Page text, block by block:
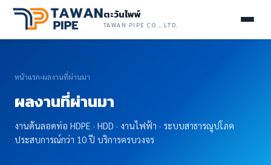
ตะวันไพพ์
TAWAN PIPE CO., LTD.
หน้าแรก›ผลงานที่ผ่านมา
ผลงานที่ผ่านมา
งานดันลอดท่อ HDPE · HDD · งานไฟฟ้า · ระบบสาธารณูปโภค
ประสบการณ์กว่า 10 ปี บริการครบวงจร